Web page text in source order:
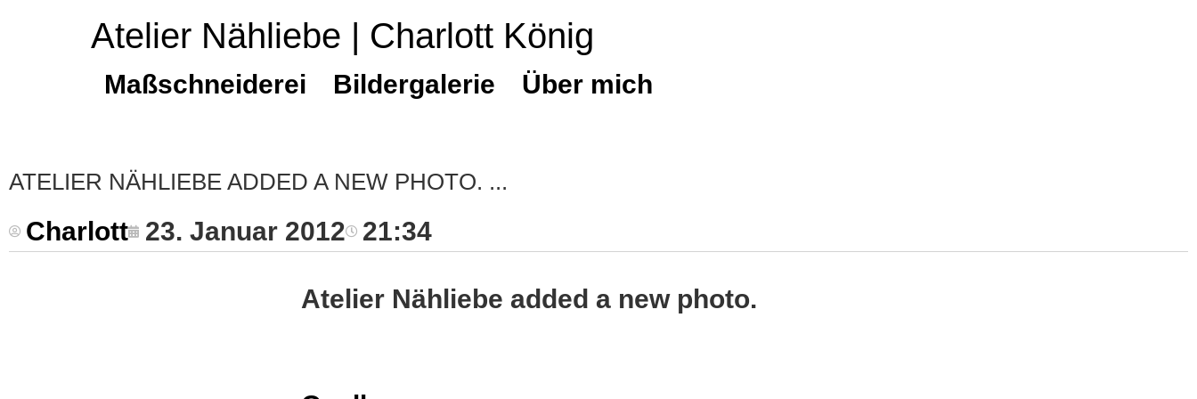
Atelier Nähliebe | Charlott König
Maßschneiderei Bildergalerie Über mich
ATELIER NÄHLIEBE ADDED A NEW PHOTO.
Charlott 23. Januar 2012 21:34
Atelier Nähliebe added a new photo.